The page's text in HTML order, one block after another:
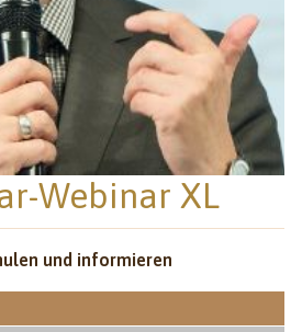
Webinar XL
und informieren